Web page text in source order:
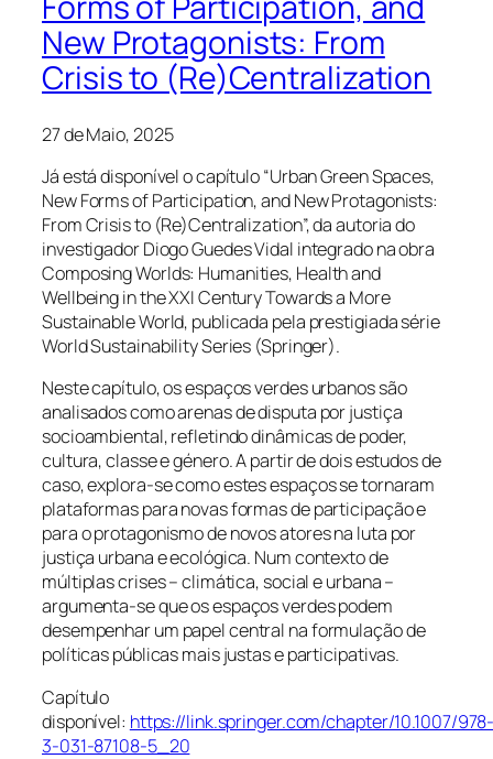
New Protagonists: From
Crisis to (Re)Centralization
27 de Maio, 2025
Já está disponível o capítulo “Urban Green Spaces,
New Forms of Participation, and New Protagonists:
From Crisis to (Re)Centralization”, da autoria do
investigador Diogo Guedes Vidal integrado na obra
Composing Worlds: Humanities, Health and
Wellbeing in the XXI Century Towards a More
Sustainable World, publicada pela prestigiada série
World Sustainability Series (Springer).
Neste capítulo, os espaços verdes urbanos são
analisados como arenas de disputa por justiça
socioambiental, refletindo dinâmicas de poder,
cultura, classe e género. A partir de dois estudos de
caso, explora-se como estes espaços se tornaram
plataformas para novas formas de participação e
para o protagonismo de novos atores na luta por
justiça urbana e ecológica. Num contexto de
múltiplas crises – climática, social e urbana –
argumenta-se que os espaços verdes podem
desempenhar um papel central na formulação de
políticas públicas mais justas e participativas.
Capítulo
disponível: https://link.springer.com/chapter/10.1007/
3-031-87108-5_20